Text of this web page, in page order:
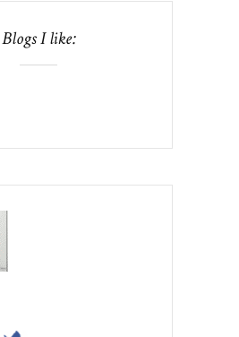
Blogs I like: